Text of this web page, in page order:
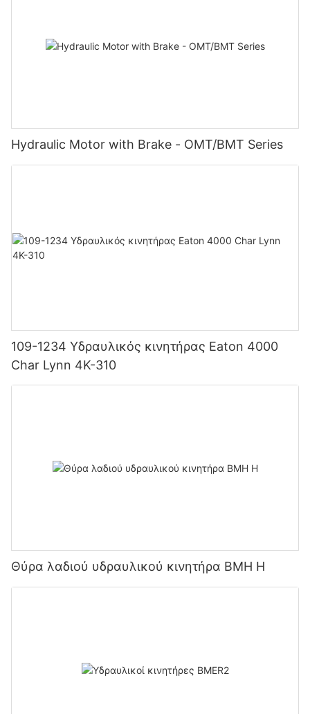
Hydraulic Motor with Brake - OMT/BMT Series
109-1234 Υδραυλικός κινητήρας Eaton 4000
Char Lynn 4K-310
Θύρα λαδιού υδραυλικού κινητήρα BMH H